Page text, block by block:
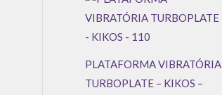
PLATAFORMA VIBRATÓRIA
TURBOPLATE – KIKOS –